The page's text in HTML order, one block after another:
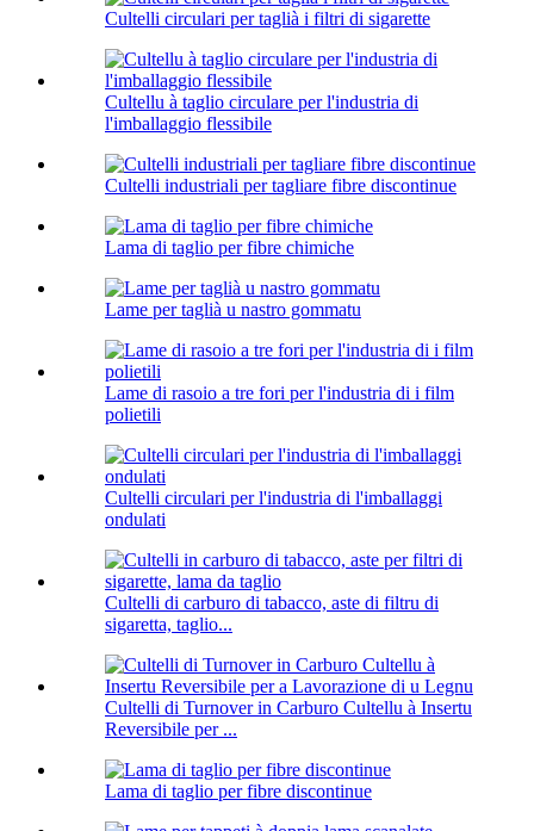
Cultelli circulari per taglià i filtri di sigarette
Cultellu à taglio circulare per l'industria di
l'imballaggio flessibile
Cultelli industriali per tagliare fibre discontinue
Lama di taglio per fibre chimiche
Lame per taglià u nastro gommatu
Lame di rasoio a tre fori per l'industria di i film
polietili
Cultelli circulari per l'industria di l'imballaggi
ondulati
Cultelli di carburo di tabacco, aste di filtru di
sigaretta, taglio...
Cultelli di Turnover in Carburo Cultellu à Insertu
Reversibile per ...
Lama di taglio per fibre discontinue